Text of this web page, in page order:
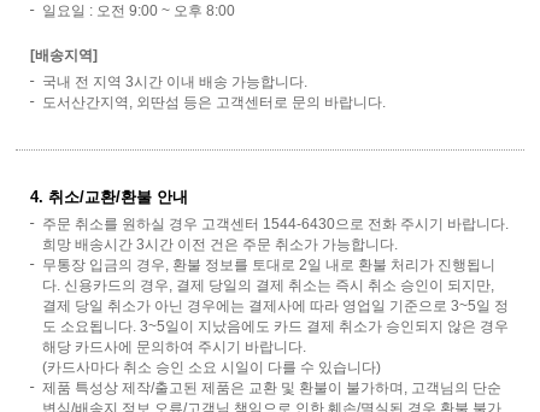
일요일 : 오전 9:00 ~ 오후 8:00
[배송지역]
국내 전 지역 3시간 이내 배송 가능합니다.
도서산간지역, 외딴섬 등은 고객센터로 문의 바랍니다.
4. 취소/교환/환불 안내
주문 취소를 원하실 경우 고객센터 1544-6430으로 전화 주시기 바랍니다.
희망 배송시간 3시간 이전 건은 주문 취소가 가능합니다.
무통장 입금의 경우, 환불 정보를 토대로 2일 내로 환불 처리가 진행됩니
다. 신용카드의 경우, 결제 당일의 결제 취소는 즉시 취소 승인이 되지만,
결제 당일 취소가 아닌 경우에는 결제사에 따라 영업일 기준으로 3~5일 정
도 소요됩니다. 3~5일이 지났음에도 카드 결제 취소가 승인되지 않은 경우
해당 카드사에 문의하여 주시기 바랍니다.
(카드사마다 취소 승인 소요 시일이 다를 수 있습니다)
제품 특성상 제작/출고된 제품은 교환 및 환불이 불가하며, 고객님의 단순
변심/배송지 정보 오류/고객님 책임으로 인한 훼손/멸실된 경우 환불 불가